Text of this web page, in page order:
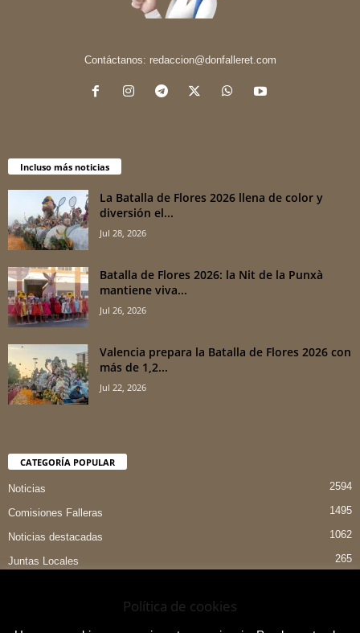
Contáctanos: redaccion@donfalleret.com
Incluso más noticias
La Batalla de Flores 2026 llena de color y
diversión el...
Jul 28, 2026
Batalla de Flores 2026: la Nit de la Punxà
mantiene viva...
Jul 26, 2026
Valencia prepara la Batalla de Flores 2026 con
más de 1,2...
Jul 22, 2026
CATEGORÍA POPULAR
Noticias 2594
Comisiones Falleras 1495
Noticias destacadas 1062
Juntas Locales 265
Política de cookies